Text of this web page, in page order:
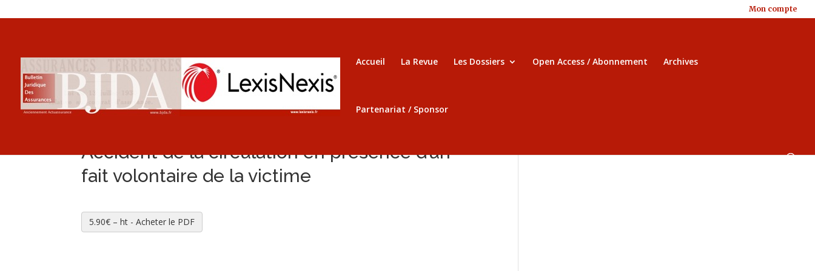
Mon compte
Accueil La Revue Les Dossiers Open Access / Abonnement Archives
Partenariat / Sponsor
Accident de la circulation en présence d’un
fait volontaire de la victime
5.90€ – ht - Acheter le PDF